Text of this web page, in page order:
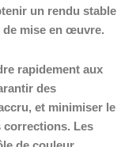
un rendu stable
mise en œuvre.
rapidement aux
des
et minimiser le
corrections. Les